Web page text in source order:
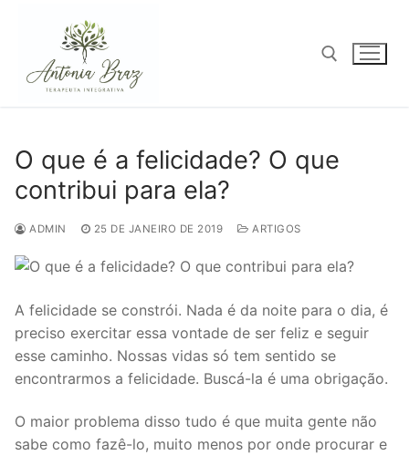
conteúdo
O que é a felicidade? O que
contribui para ela?
ADMIN 25 DE JANEIRO DE 2019 ARTIGOS
A felicidade se constrói. Nada é da noite para o dia, é
preciso exercitar essa vontade de ser feliz e seguir
esse caminho. Nossas vidas só tem sentido se
encontrarmos a felicidade. Buscá-la é uma obrigação.
O maior problema disso tudo é que muita gente não
sabe como fazê-lo, muito menos por onde procurar e